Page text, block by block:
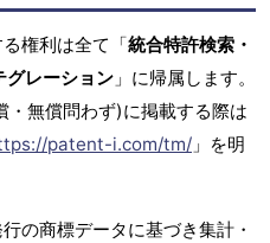
権利は全て「統合特許検索・
グレーション 」に帰属します。
無償問わず)に掲載する際は
patent-i.com/tm/ 」を明
の商標データに基づき集計・